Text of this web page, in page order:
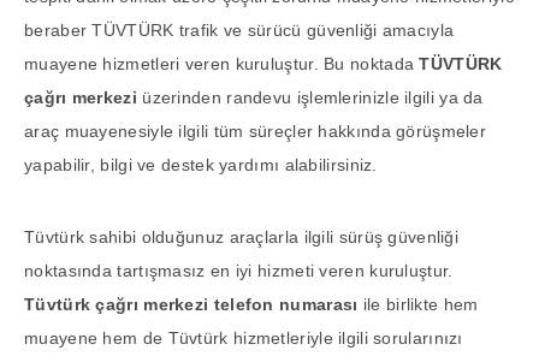
beraber TÜVTÜRK trafik ve sürücü güvenliği amacıyla
muayene hizmetleri veren kuruluştur. Bu noktadaTÜVTÜRK
çağrı merkezi üzerinden randevu işlemlerinizle ilgili ya da
araç muayenesiyle ilgili tüm süreçler hakkında görüşmeler
yapabilir, bilgi ve destek yardımı alabilirsiniz.
Tüvtürk sahibi olduğunuz araçlarla ilgili sürüş güvenliği
noktasında tartışmasız en iyi hizmeti veren kuruluştur.
Tüvtürk çağrı merkezi telefon numarası ile birlikte hem
muayene hem de Tüvtürk hizmetleriyle ilgili sorularınızı